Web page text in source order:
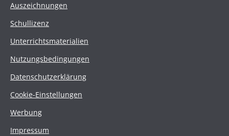
Auszeichnungen
Schullizenz
Unterrichtsmaterialien
Nutzungsbedingungen
Datenschutzerklärung
Cookie-Einstellungen
Werbung
Impressum